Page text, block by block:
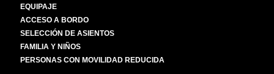
EQUIPAJE
ACCESO A BORDO
SELECCIÓN DE ASIENTOS
FAMILIA Y NIÑOS
PERSONAS CON MOVILIDAD REDUCIDA